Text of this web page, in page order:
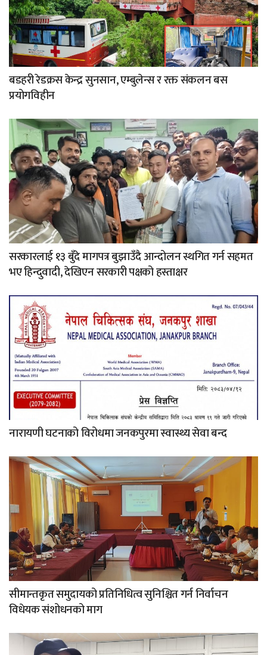
बडहरी रेडक्रस केन्द्र सुनसान, एम्बुलेन्स र रक्त संकलन बस
प्रयोगविहीन
सरकारलाई १३ बुँदे मागपत्र बुझाउँदै आन्दोलन स्थगित गर्न सहमत
भए हिन्दुवादी, देखिएन सरकारी पक्षको हस्ताक्षर
नारायणी घटनाको विरोधमा जनकपुरमा स्वास्थ्य सेवा बन्द
सीमान्तकृत समुदायको प्रतिनिधित्व सुनिश्चित गर्न निर्वाचन
विधेयक संशोधनको माग